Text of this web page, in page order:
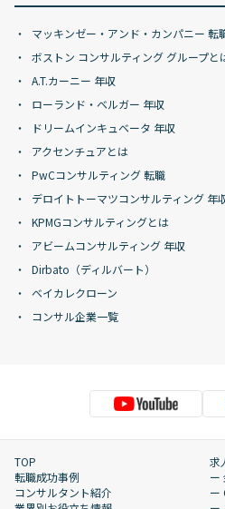
マッキンゼー・アンド・カンパニー 転
ボストン コンサルティング グループと
A.T.カーニー 年収
ローランド・ベルガー 年収
ドリームインキュベータ 年収
アクセンチュアとは
PwCコンサルティング 転職
デロイトトーマツコンサルティング 年
KPMGコンサルティングとは
アビームコンサルティング 年収
Dirbato（ディルバート）
ベイカレクローン
コンサル企業一覧
TOP
転職成功事例
コンサルタント紹介
求
ー
ー